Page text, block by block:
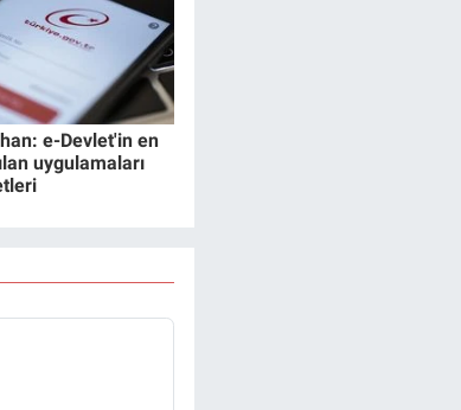
e-Devlet'in en
uygulamaları